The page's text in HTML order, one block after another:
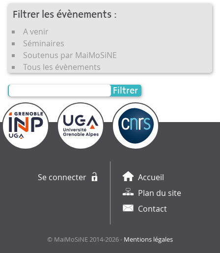
Filtrer les évènements :
A venir
Séminaires
Soutenus par MaiMoSiNE
Tous les évènements
Filtrer
Se connecter
Accueil
Plan du site
Contact
© MaiMoSiNE 2014-2026 - Mentions légales